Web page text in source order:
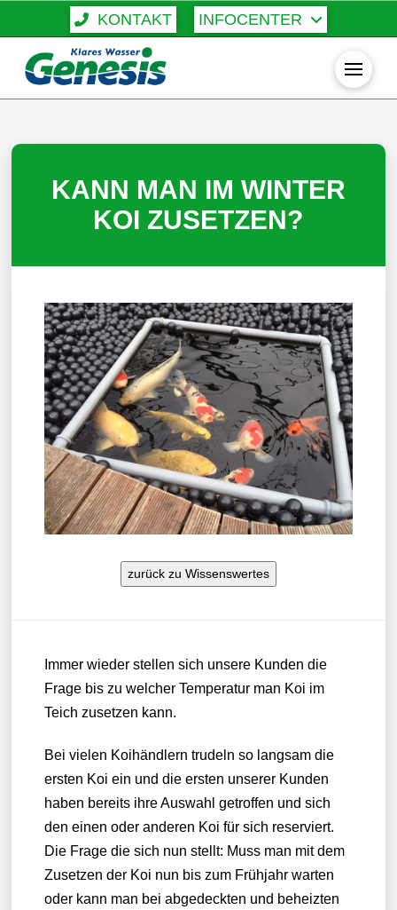
KONTAKT INFOCENTER
KANN MAN IM WINTER
KOI ZUSETZEN?
zurück zu Wissenswertes
Immer wieder stellen sich unsere Kunden die
Frage bis zu welcher Temperatur man Koi im
Teich zusetzen kann.
Bei vielen Koihändlern trudeln so langsam die
ersten Koi ein und die ersten unserer Kunden
haben bereits ihre Auswahl getroffen und sich
den einen oder anderen Koi für sich reserviert.
Die Frage die sich nun stellt: Muss man mit dem
Zusetzen der Koi nun bis zum Frühjahr warten
oder kann man bei abgedeckten und beheizten